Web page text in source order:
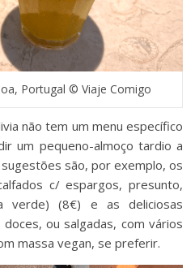
Portugal © Viaje Comigo
não tem um menu específico
um pequeno-almoço tardio a
são, por exemplo, os
c/ espargos, presunto,
verde) (8€) e as deliciosas
ou salgadas, com vários
massa vegan, se preferir.